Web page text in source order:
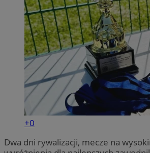
+0
Dwa dni rywalizacji, mecze na